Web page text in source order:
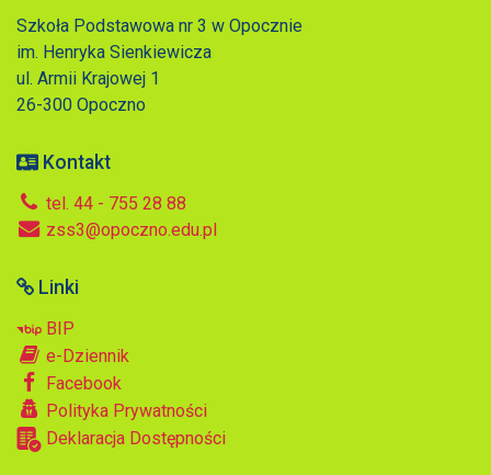
Szkoła Podstawowa nr 3 w Opocznie
im. Henryka Sienkiewicza
ul. Armii Krajowej 1
26-300 Opoczno
Kontakt
tel. 44 - 755 28 88
zss3@opoczno.edu.pl
Linki
BIP
e-Dziennik
Facebook
Polityka Prywatności
Deklaracja Dostępności